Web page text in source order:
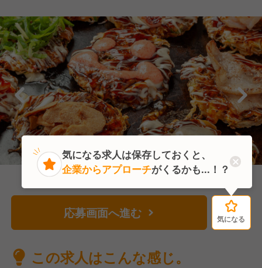
応募画面へ進む 気になる
この求人はこんな感じ。
気になる
気になる求人は保存しておくと、
企業からアプローチがくるかも...！？